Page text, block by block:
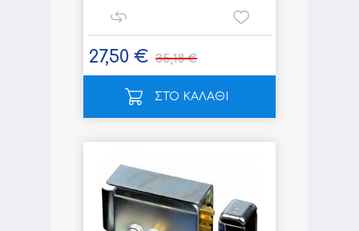
27,50 € 35,18 €
ΣΤΟ ΚΑΛΑΘΙ